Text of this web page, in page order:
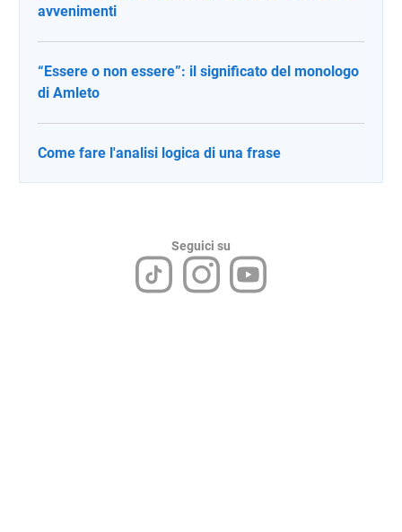
avvenimenti
“Essere o non essere”: il significato del monologo
di Amleto
Come fare l'analisi logica di una frase
Seguici su